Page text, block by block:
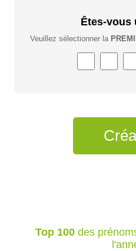
Êtes-vous
Veuillez sélectionner la
Top 100des